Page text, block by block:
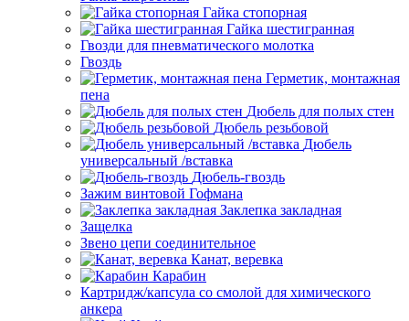
Гайка стопорная
Гайка шестигранная
Гвозди для пневматического молотка
Гвоздь
Герметик, монтажная
пена
Дюбель для полых стен
Дюбель резьбовой
Дюбель
универсальный /вставка
Дюбель-гвоздь
Зажим винтовой Гофмана
Заклепка закладная
Защелка
Звено цепи соединительное
Канат, веревка
Карабин
Картридж/капсула со смолой для химического
анкера